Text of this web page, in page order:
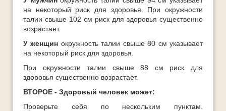
на некоторый риск для здоровья. При окружности
талии свыше 102 см риск для здоровья существенно
возрастает.
У женщин окружность талии свыше 80 см указывает
на некоторый риск для здоровья.
При окружности талии свыше 88 см риск для
здоровья существенно возрастает.
ВТОРОЕ - Здоровый человек может:
Проверьте себя по нескольким пунктам.